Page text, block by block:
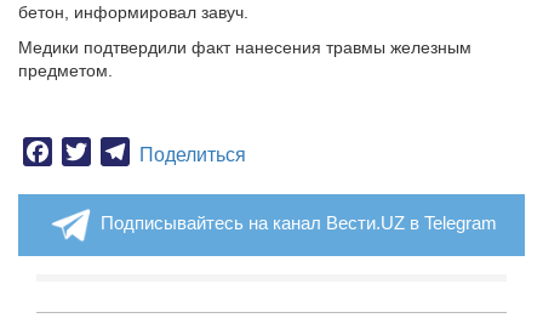
бетон, информировал завуч.
Медики подтвердили факт нанесения травмы железным
предметом.
Facebook
TwitterTelegram
Поделиться
Подписывайтесь на канал Вести.UZ в Telegram